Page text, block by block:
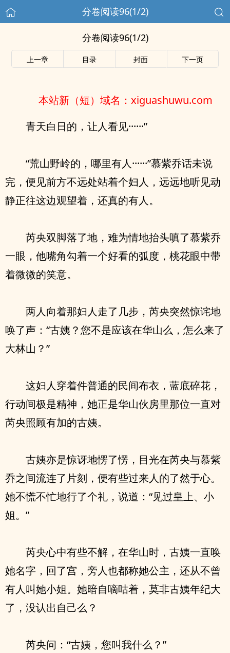
分卷阅读96(1/2)
分卷阅读96(1/2)
上一章 目录 封面 下一页
本站新（短）域名：xiguashuwu.com
青天白日的，让人看见······”
“荒山野岭的，哪里有人······”慕紫乔话未说
完，便见前方不远处站着个妇人，远远地听见动
静正往这边观望着，还真的有人。
芮央双脚落了地，难为情地抬头嗔了慕紫乔
一眼，他嘴角勾着一个好看的弧度，桃花眼中带
着微微的笑意。
两人向着那妇人走了几步，芮央突然惊诧地
唤了声：“古姨？您不是应该在华山么，怎么来了
大林山？”
这妇人穿着件普通的民间布衣，蓝底碎花，
行动间极是精神，她正是华山伙房里那位一直对
芮央照顾有加的古姨。
古姨亦是惊讶地愣了愣，目光在芮央与慕紫
乔之间流连了片刻，便有些过来人的了然于心。
她不慌不忙地行了个礼，说道：“见过皇上、小
姐。”
芮央心中有些不解，在华山时，古姨一直唤
她名字，回了宫，旁人也都称她公主，还从不曾
有人叫她小姐。她暗自嘀咕着，莫非古姨年纪大
了，没认出自己么？
芮央问：“古姨，您叫我什么？”